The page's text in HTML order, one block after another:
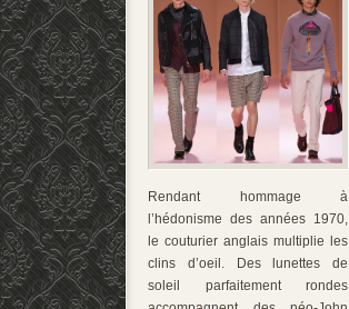
Rendant hommage à
l’hédonisme des années 1970,
le couturier anglais multiplie les
clins d’oeil. Des lunettes de
soleil parfaitement rondes